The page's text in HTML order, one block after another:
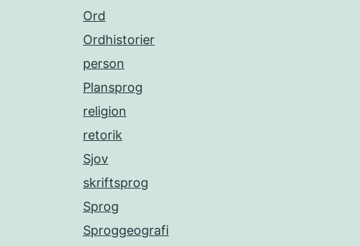
Ord
Ordhistorier
person
Plansprog
religion
retorik
Sjov
skriftsprog
Sprog
Sproggeografi